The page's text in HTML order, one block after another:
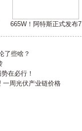
665W！阿特斯正式发布7
了些啥？
在必行！
一周光伏产业链价格